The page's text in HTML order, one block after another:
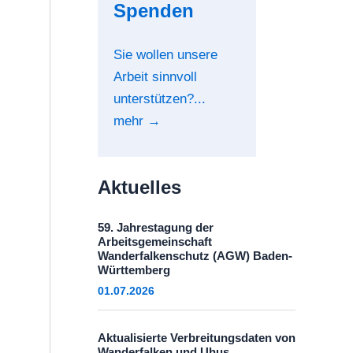
Spenden
Sie wollen unsere
Arbeit sinnvoll
unterstützen?...
mehr →
Aktuelles
59. Jahrestagung der
Arbeitsgemeinschaft
Wanderfalkenschutz (AGW) Baden-
Württemberg
01.07.2026
Aktualisierte Verbreitungsdaten von